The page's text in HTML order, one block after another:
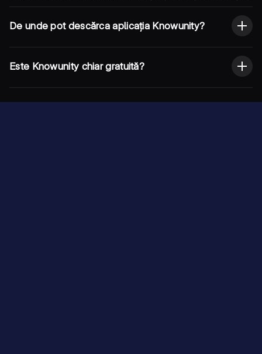
De unde pot descărca aplicația Knowunity?
Este Knowunity chiar gratuită?